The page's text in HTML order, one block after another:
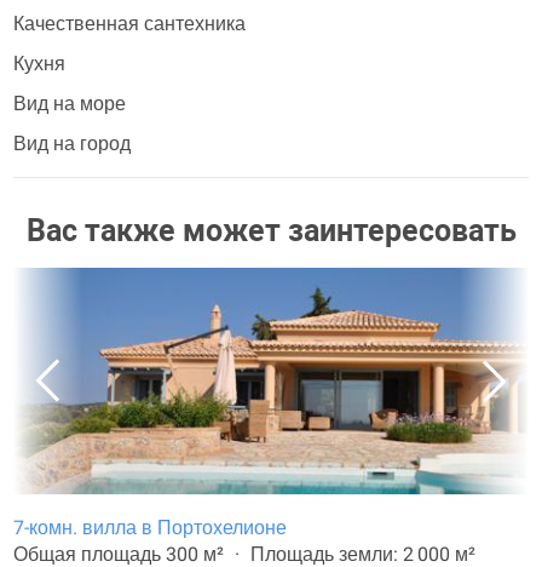
Качественная сантехника
Кухня
Вид на море
Вид на город
Вас также может заинтересовать
7-комн. вилла в Портохелионе
Общая площадь 300 м²
Площадь земли: 2 000 м²